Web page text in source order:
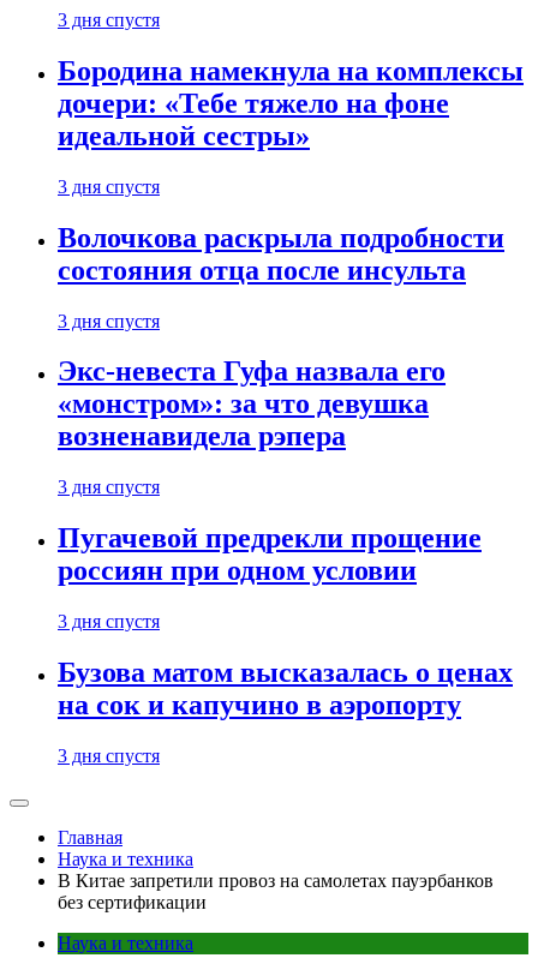
3 дня спустя
Бородина намекнула на комплексы
дочери: «Тебе тяжело на фоне
идеальной сестры»
3 дня спустя
Волочкова раскрыла подробности
состояния отца после инсульта
3 дня спустя
Экс-невеста Гуфа назвала его
«монстром»: за что девушка
возненавидела рэпера
3 дня спустя
Пугачевой предрекли прощение
россиян при одном условии
3 дня спустя
Бузова матом высказалась о ценах
на сок и капучино в аэропорту
3 дня спустя
Главная
Наука и техника
В Китае запретили провоз на самолетах пауэрбанков
без сертификации
Наука и техника